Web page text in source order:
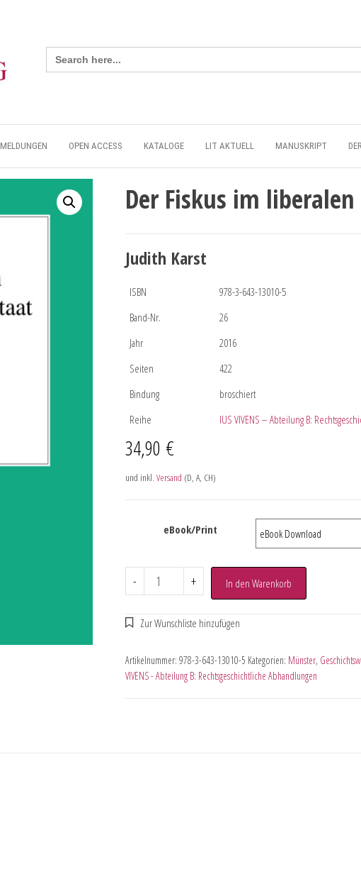
Search
for:
MELDUNGEN OPEN ACCESS KATALOGE LIT AKTUELL MANUSKRIPT
Der Fiskus im
Judith Karst
ISBN
978-3-643-13010-5
Band-Nr.
26
Jahr
2016
Seiten
422
Bindung
broschiert
Reihe
IUS VIVENS – Abteilung B:
34,90 €
und inkl. Versand (D, A, CH)
eBook/Print
- + In den Warenkorb
Artikelnummer: 978-3-643-13010-5 Kategorien: Münster,
VIVENS - Abteilung B: Rechtsgeschichtliche Abhandlungen